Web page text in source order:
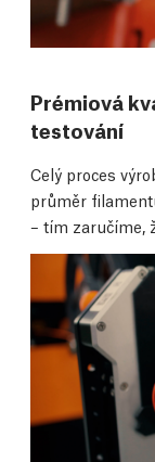
Prémiová
testování
Celý proces
průměr
– tím zaručíme,